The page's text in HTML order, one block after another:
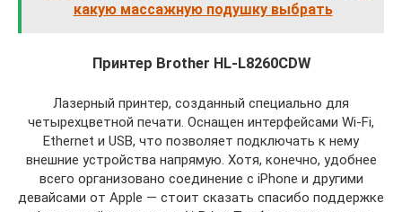
какую массажную подушку выбрать
Принтер Brother HL-L8260CDW
Лазерный принтер, созданный специально для
четырехцветной печати. Оснащен интерфейсами Wi-Fi,
Ethernet и USB, что позволяет подключать к нему
внешние устройства напрямую. Хотя, конечно, удобнее
всего организовано соединение с iPhone и другими
девайсами от Apple — стоит сказать спасибо поддержке